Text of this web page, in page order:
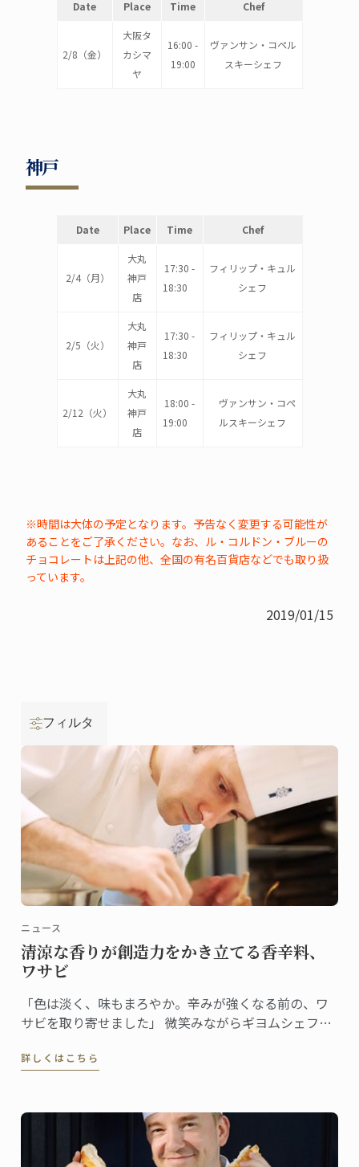
Date Place Time Chef
2/8（金）
大阪タ
カシマ
ヤ
16:00 -
19:00
ヴァンサン・コペル
スキーシェフ
神戸
Date Place Time Chef
2/4（月）
大丸
神戸
店
17:30 -
18:30
フィリップ・キュル
シェフ
2/5（火）
大丸
神戸
店
17:30 -
18:30
フィリップ・キュル
シェフ
2/12（火）
大丸
神戸
店
18:00 -
19:00
ヴァンサン・コペ
ルスキーシェフ
※時間は大体の予定となります。予告なく変更する可能性が
あることをご了承ください。なお、ル・コルドン・ブルーの
チョコレートは上記の他、全国の有名百貨店などでも取り扱
っています。
2019/01/15
フィルタ
ニュース
清涼な香りが創造力をかき立てる香辛料、
ワサビ
「色は淡く、味もまろやか。辛みが強くなる前の、ワ
サビを取り寄せました」 微笑みながらギヨムシェフが
る立派なサイズだ。
詳しくはこちら